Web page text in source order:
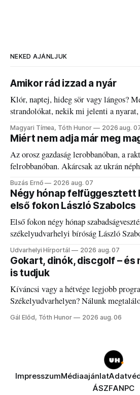
NEKED AJÁNLJUK
Amikor rád izzad a nyár
Klór, naptej, hideg sör vagy lángos?
strandolókat, nekik mi jelenti a
kánikulát.
Magyari Tímea, Tóth Hunor 2026 aug.
Miért nem adja már meg
Az orosz gazdaság lerobbanóban, a
felrobbanóban. Akárcsak az ukrán
elégedetlen vezetőivel.
Buzás Ernő 2026 aug. 07
Négy hónap
első fokon László Szabolcs
Első fokon négy hónap
székelyudvarhelyi bíróság László
Udvarhelyi Hírportál 2026 aug. 07
Gokart, dinók, discgolf – és
is tudjuk
Kíváncsi vagy a hétvége legjobb
Székelyudvarhelyen? Nálunk
a fogaddal, a fogorvosi ügyeletet is!
Gál Előd, Tóth Hunor 2026 aug. 06
ImpresszumMédiaajánlat
ÁSZFANPC